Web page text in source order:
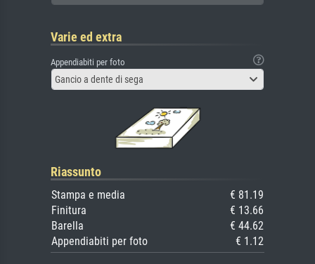
Varie ed extra
Appendiabiti per foto
Gancio a dente di sega
Riassunto
Stampa e media
€ 81.19
Finitura
€ 13.66
Barella
€ 44.62
Appendiabiti per foto
€ 1.12